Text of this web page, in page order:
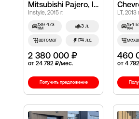
Mitsubishi Pajero, IV Рестайлинг 2
Instyle, 2015 г.
139 473
км 3 л.
автомат 174 л.с.
2 380 000 ₽
от 24 792 ₽/мес.
Получить предложение
LT, 2013
154
км
460
от 4